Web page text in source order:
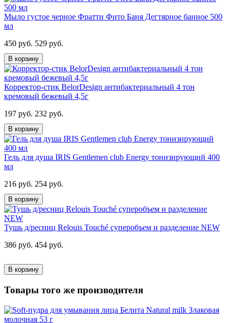
Мыло густое черное Фратти Фито Баня Дегтярное банное 500
мл
450 руб. 529 руб.
В корзину
Корректор-стик BelorDesign антибактериальный 4 тон
кремовый бежевый 4,5г
197 руб. 232 руб.
В корзину
Гель для душа IRIS Gentlemen club Energy тонизирующий 400
мл
216 руб. 254 руб.
В корзину
Тушь д/ресниц Relouis Touché суперобъем и разделение NEW
386 руб. 454 руб.
В корзину
Товары того же производителя